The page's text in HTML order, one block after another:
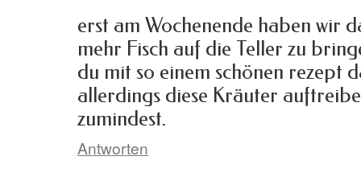
erst am Wochenende haben wir
mehr Fisch auf die Teller zu
du mit so einem schönen rezept
allerdings diese Kräuter
zumindest.
Antworten